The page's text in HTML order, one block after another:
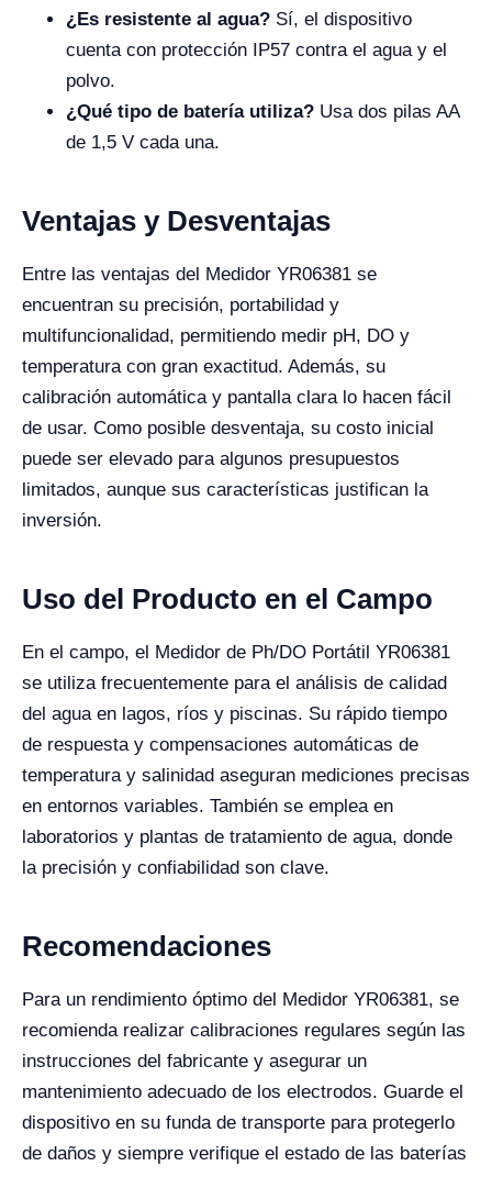
¿Es resistente al agua? Sí, el dispositivo
cuenta con protección IP57 contra el agua y el
polvo.
¿Qué tipo de batería utiliza? Usa dos pilas AA
de 1,5 V cada una.
Ventajas y Desventajas
Entre las ventajas del Medidor YR06381 se
encuentran su precisión, portabilidad y
multifuncionalidad, permitiendo medir pH, DO y
temperatura con gran exactitud. Además, su
calibración automática y pantalla clara lo hacen fácil
de usar. Como posible desventaja, su costo inicial
puede ser elevado para algunos presupuestos
limitados, aunque sus características justifican la
inversión.
Uso del Producto en el Campo
En el campo, el Medidor de Ph/DO Portátil YR06381
se utiliza frecuentemente para el análisis de calidad
del agua en lagos, ríos y piscinas. Su rápido tiempo
de respuesta y compensaciones automáticas de
temperatura y salinidad aseguran mediciones precisas
en entornos variables. También se emplea en
laboratorios y plantas de tratamiento de agua, donde
la precisión y confiabilidad son clave.
Recomendaciones
Para un rendimiento óptimo del Medidor YR06381, se
recomienda realizar calibraciones regulares según las
instrucciones del fabricante y asegurar un
mantenimiento adecuado de los electrodos. Guarde el
dispositivo en su funda de transporte para protegerlo
de daños y siempre verifique el estado de las baterías